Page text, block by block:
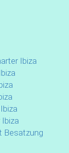
Ibiza
Besatzung